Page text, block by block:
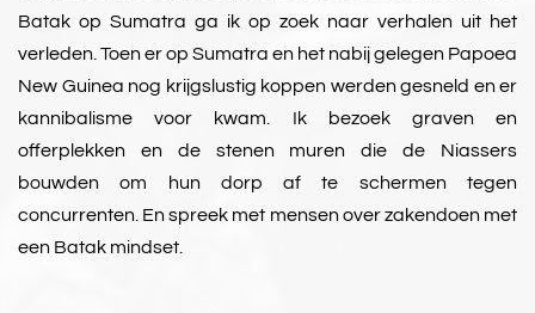
Batak op Sumatra ga ik op zoek naar verhalen uit het
verleden. Toen er op Sumatra en het nabij gelegen Papoea
New Guinea nog krijgslustig koppen werden gesneld en er
kannibalisme voor kwam. Ik bezoek graven en
offerplekken en de stenen muren die de Niassers
bouwden om hun dorp af te schermen tegen
concurrenten. En spreek met mensen over zakendoen met
een Batak mindset.